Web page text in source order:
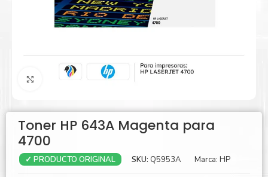
Agrandar
Toner HP 643A Magenta para
4700
✓ PRODUCTO ORIGINAL SKU: Q5953A Marca: HP